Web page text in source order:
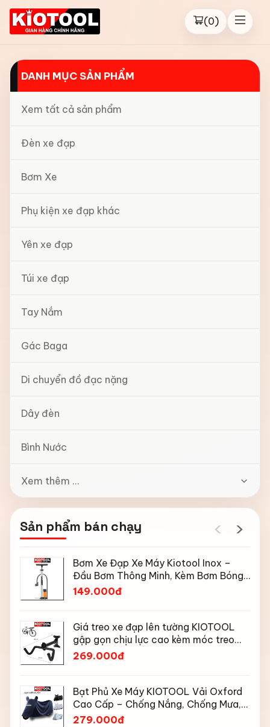
(0)
DANH MỤC SẢN PHẨM
Xem tất cả sản phẩm
Đèn xe đạp
Bơm Xe
Phụ kiện xe đạp khác
Yên xe đạp
Túi xe đạp
Tay Nắm
Gác Baga
Di chuyển đồ đạc nặng
Dây đèn
Bình Nước
Xem thêm ...
Sản phẩm bán chạy ‹ ›
Bơm Xe Đạp Xe Máy Kiotool Inox –
Đầu Bơm Thông Minh, Kèm Bơm Bóng,
Đồng Hồ 160 PSI
149.000đ
Giá treo xe đạp lên tường KIOTOOL
gập gọn chịu lực cao kèm móc treo
mũ bảo hiểm
269.000đ
Bạt Phủ Xe Máy KIOTOOL Vải Oxford
Cao Cấp – Chống Nắng, Chống Mưa,
Chống Bụi, Chống Tia UV, Có Phản
279.000đ